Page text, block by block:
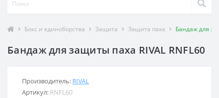
Бокс и единоборства Защита Защита паха Бандаж для
Бандаж для защиты паха RIVAL RNFL60
Производитель: RIVAL
Артикул: RNFL60